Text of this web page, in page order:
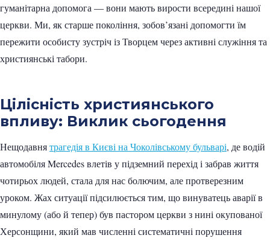
гуманітарна допомога — вони мають вирости всередині нашої
церкви. Ми, як старше покоління, зобов’язані допомогти їм
пережити особисту зустріч із Творцем через активні служіння та
християнські табори.
Цілісність християнського
впливу: Виклик сьогодення
Нещодавнятрагедія в Києві на Чоколівському бульварі, де водій
автомобіля Mercedes влетів у підземний перехід і забрав життя
чотирьох людей, стала для нас болючим, але протверезним
уроком. Жах ситуації підсилюється тим, що винуватець аварії в
минулому (або й тепер) був пастором церкви з нині окупованої
Херсонщини, який мав численні систематичні порушення